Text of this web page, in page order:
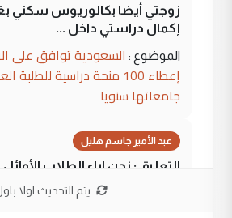
زوجتي أيضا بكالوريوس سكني
إكمال دراستي داخل ...
الموضوع : السعودية توافق على
إعطاء 100 منحة دراسية
جامعاتها سنويا
عبد الأمير جاسم هليل
التعليق : نحن اباء الطلاب الأوائل
نتشرف بلقاء السيد احمد الصافي
يتم التحديث اولا